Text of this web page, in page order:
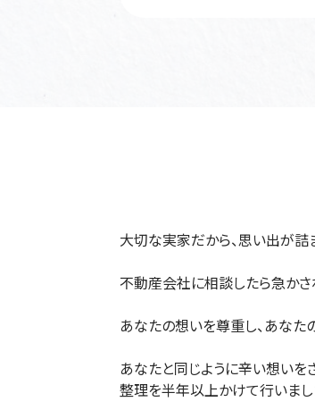
大切な実家だから、思い出が詰
不動産会社に相談したら急かさ
あなたの想いを尊重し、あなた
あなたと同じように辛い想いを
整理を半年以上かけて行いまし